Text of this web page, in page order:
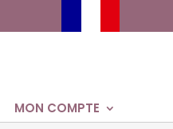
MON COMPTE